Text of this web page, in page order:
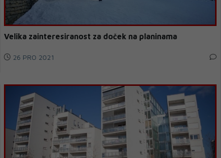
Velika zainteresiranost za doček na planinama
26 PRO 2021